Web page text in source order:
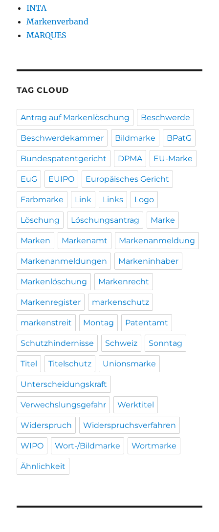
INTA
Markenverband
MARQUES
TAG CLOUD
Antrag auf Markenlöschung Beschwerde
Beschwerdekammer Bildmarke BPatG
Bundespatentgericht DPMA EU-Marke
EuG EUIPO Europäisches Gericht
Farbmarke Link Links Logo
Löschung Löschungsantrag Marke
Marken Markenamt Markenanmeldung
Markenanmeldungen Markeninhaber
Markenlöschung Markenrecht
Markenregister markenschutz
markenstreit Montag Patentamt
Schutzhindernisse Schweiz Sonntag
Titel Titelschutz Unionsmarke
Unterscheidungskraft
Verwechslungsgefahr Werktitel
Widerspruch Widerspruchsverfahren
WIPO Wort-/Bildmarke Wortmarke
Ähnlichkeit